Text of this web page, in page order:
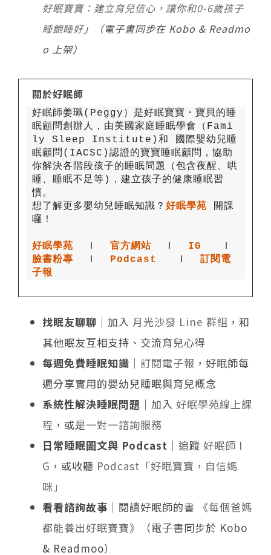
好眠寶寶：建立育兒信心，讓你和0-6歲孩子
睡飽睡好」（電子書同步在 Kobo & Readmo
o 上架）
關於好眠師
好眠師姜珮(Peggy）是好眠寶寶・寶貝的睡
眠顧問創辦人，由美國家庭睡眠學會（Fami
ly Sleep Institute)和 國際嬰幼兒睡
眠顧問(IACSC)認證的寶寶睡眠顧問，協助
你解決各階段孩子的睡眠問題（包含夜醒、哄
睡、睡眠不足等)，建立孩子的健康睡眠習
想了解更多嬰幼兒睡眠知識？ 好眠學苑
開課
好眠學苑
  Ｉ
官方網站 Ｉ IG
Ｉ
臉書粉專
Ｉ Podcast Ｉ
訂閱電
子報
找眠友聊聊 ｜加入 月光沙發 Line 群組 ，和
其他眠友互相支持、交流育兒心得
每週免費睡眠知識 ｜ 訂閱電子報 ，好眠師每
週分享實用的嬰幼兒睡眠與育兒概念
系統性解決睡眠問題 ｜加入 好眠學苑線上課
程 ，或是一對一諮詢服務
日常睡眠圖文與 Podcast ｜追蹤 好眠師 I
G ，或收聽 Podcast「好眠寶寶，自信媽
咪」
看看諮詢故事 ｜閱讀好眠師的書 《每個爸媽
都能養出好眠寶寶》
（電子書同步於 Kobo
& Readmoo）